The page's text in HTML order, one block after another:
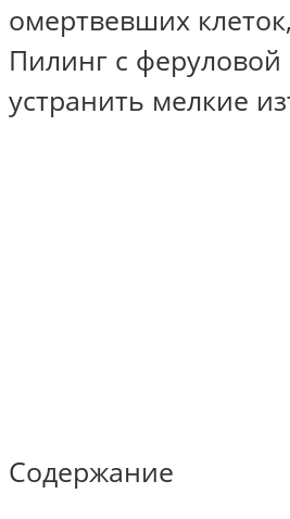
омертвевших
Пилинг с
устранить мелкие
Содержание